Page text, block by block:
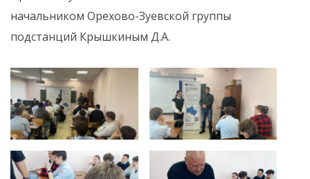
начальником Орехово-Зуевской группы
подстанций Крышкиным Д.А.